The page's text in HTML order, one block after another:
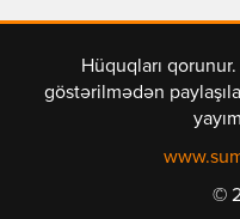
Hüquqları
göstərilmədən
©